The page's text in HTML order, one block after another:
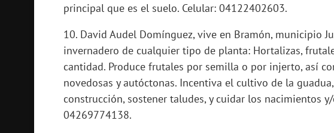
principal que es el suelo. Celular: 04122402603.
10. David Audel Domínguez, vive en Bramón, municipio
invernadero de cualquier tipo de planta: Hortalizas,
cantidad. Produce frutales por semilla o por injerto, así
novedosas y autóctonas. Incentiva el cultivo de la
construcción, sostener taludes, y cuidar los nacimientos
04269774138.